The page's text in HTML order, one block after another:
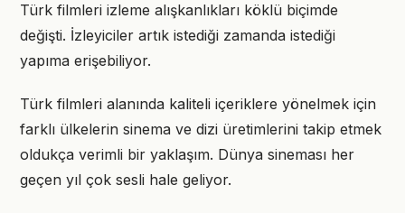
Türk filmleri izleme alışkanlıkları köklü biçimde
değişti. İzleyiciler artık istediği zamanda istediği
yapıma erişebiliyor.
Türk filmleri alanında kaliteli içeriklere yönelmek için
farklı ülkelerin sinema ve dizi üretimlerini takip etmek
oldukça verimli bir yaklaşım. Dünya sineması her
geçen yıl çok sesli hale geliyor.